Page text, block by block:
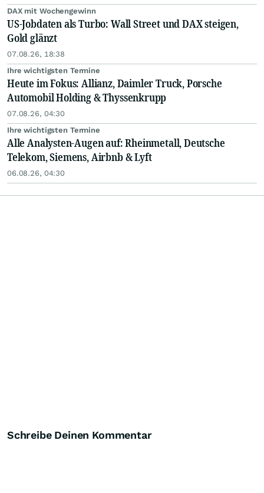
DAX mit Wochengewinn
US-Jobdaten als Turbo: Wall Street und DAX steigen,
Gold glänzt
07.08.26, 18:38
Ihre wichtigsten Termine
Heute im Fokus: Allianz, Daimler Truck, Porsche
Automobil Holding & Thyssenkrupp
07.08.26, 04:30
Ihre wichtigsten Termine
Alle Analysten-Augen auf: Rheinmetall, Deutsche
Telekom, Siemens, Airbnb & Lyft
06.08.26, 04:30
Schreibe Deinen Kommentar